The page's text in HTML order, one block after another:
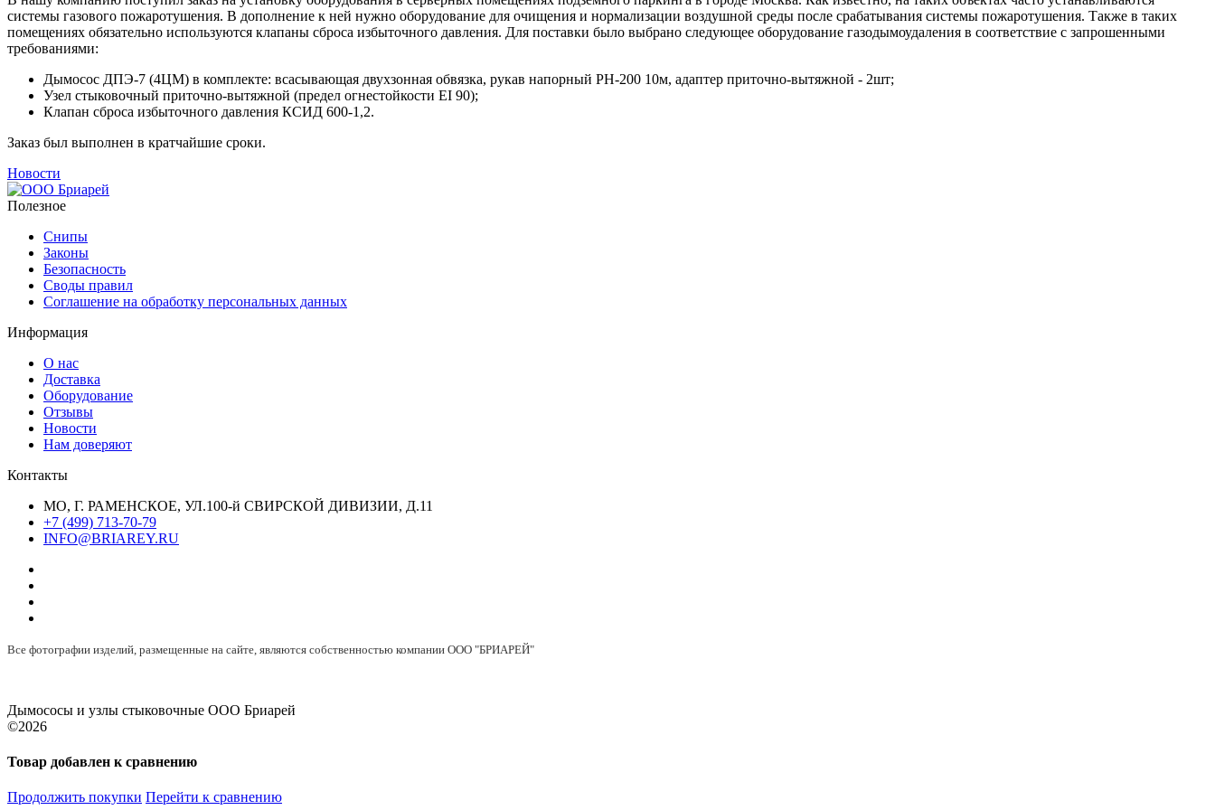
системы газового пожаротушения. В дополнение к ней нужно оборудование для очищения и нормализации воздушной среды после срабатывания системы пожаротушения. Также в таких
помещениях обязательно используются клапаны сброса избыточного давления. Для поставки было выбрано следующее оборудование газодымоудаления в соответствие с запрошенными
требованиями:
Дымосос ДПЭ-7 (4ЦМ) в комплекте: всасывающая двухзонная обвязка, рукав напорный РН-200 10м, адаптер приточно-вытяжной - 2шт;
Узел стыковочный приточно-вытяжной (предел огнестойкости EI 90);
Клапан сброса избыточного давления КСИД 600-1,2.
Заказ был выполнен в кратчайшие сроки.
Новости
Полезное
Снипы
Законы
Безопасность
Своды правил
Соглашение на обработку персональных данных
Информация
О нас
Доставка
Оборудование
Отзывы
Новости
Нам доверяют
Контакты
МО, Г. РАМЕНСКОЕ, УЛ.100-й СВИРСКОЙ ДИВИЗИИ, Д.11
+7 (499) 713-70-79
INFO@BRIAREY.RU
Все фотографии изделий, размещенные на сайте, являются собственностью компании ООО "БРИАРЕЙ"
Дымососы и узлы стыковочные ООО Бриарей
©2026
Товар добавлен к сравнению
Продолжить покупки Перейти к сравнению